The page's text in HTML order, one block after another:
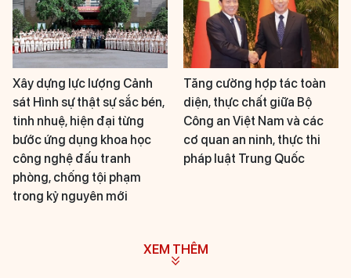
Xây dựng lực lượng Cảnh
sát Hình sự thật sự sắc bén,
tinh nhuệ, hiện đại từng
bước ứng dụng khoa học
công nghệ đấu tranh
phòng, chống tội phạm
trong kỷ nguyên mới
Tăng cường hợp tác toàn
diện, thực chất giữa Bộ
Công an Việt Nam và các
cơ quan an ninh, thực thi
pháp luật Trung Quốc
XEM THÊM